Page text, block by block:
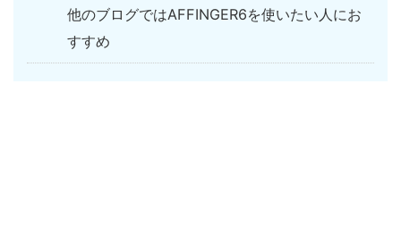
他のブログではAFFINGER6を使いたい人にお
すすめ